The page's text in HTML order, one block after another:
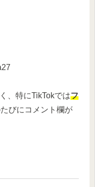
、特にTikTokではフ
たびにコメント欄が